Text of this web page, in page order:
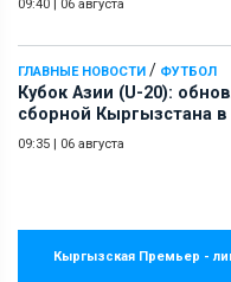
09:40 06 августа
ГЛАВНЫЕ НОВОСТИ / ФУТБОЛ
Кубок Азии (U-20):
сборной Кыргызстана
09:35 06 августа
Кыргызская Премьер -